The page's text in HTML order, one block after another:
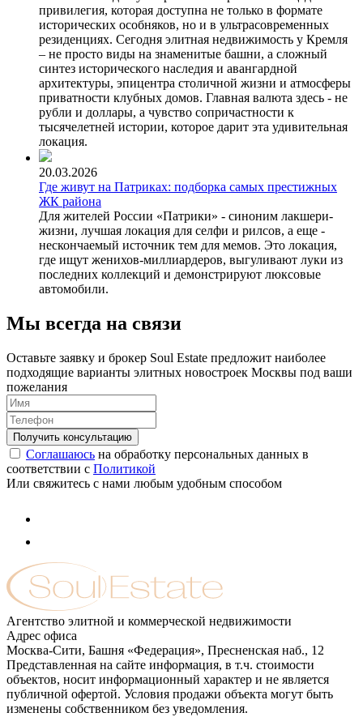
привилегия, которая доступна не только в формате
исторических особняков, но и в ультрасовременных
резиденциях. Сегодня элитная недвижимость у Кремля
– не просто виды на знаменитые башни, а сложный
синтез исторического наследия и авангардной
архитектуры, эпицентра столичной жизни и атмосферы
приватности клубных домов. Главная валюта здесь - не
рубли и доллары, а чувство сопричастности к
тысячелетней истории, которое дарит эта удивительная
локация.
20.03.2026
Где живут на Патриках: подборка самых престижных
ЖК района
Для жителей России «Патрики» - синоним лакшери-
жизни, лучшая локация для селфи и рилсов, а еще -
нескончаемый источник тем для мемов. Это локация,
где ищут женихов-миллиардеров, выгуливают луки из
последних коллекций и демонстрируют люксовые
автомобили.
Мы всегда на связи
Оставьте заявку и брокер Soul Estate предложит наиболее
подходящие варианты элитных новостроек Москвы под ваши
пожелания
Соглашаюсь на обработку персональных данных в
соответствии с Политикой
Или свяжитесь с нами любым удобным способом
Агентство элитной и коммерческой недвижимости
Адрес офиса
Москва-Сити, Башня «Федерация», Пресненская наб., 12
Представленная на сайте информация, в т.ч. стоимости
объектов, носит информационный характер и не является
публичной офертой. Условия продажи объекта могут быть
изменены собственником без уведомления.